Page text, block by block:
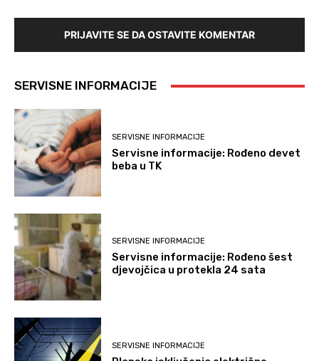
PRIJAVITE SE DA OSTAVITE KOMENTAR
SERVISNE INFORMACIJE
SERVISNE INFORMACIJE
Servisne informacije: Rođeno devet
beba u TK
SERVISNE INFORMACIJE
Servisne informacije: Rođeno šest
djevojčica u protekla 24 sata
SERVISNE INFORMACIJE